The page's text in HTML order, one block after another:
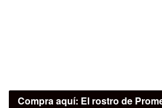
Compra aquí: El rostro de